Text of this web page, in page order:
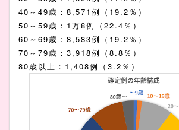
40～49歳：8,571例（19.2％）
50～59歳：1万8例（22.4％）
60～69歳：8,583例（19.2％）
70～79歳：3,918例（8.8％）
80歳以上：1,408例（3.2％）